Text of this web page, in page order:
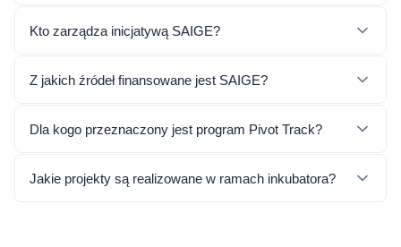
Kto zarządza inicjatywą SAIGE?
Z jakich źródeł finansowane jest SAIGE?
Dla kogo przeznaczony jest program Pivot Track?
Jakie projekty są realizowane w ramach inkubatora?